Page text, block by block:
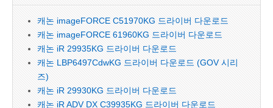
캐논 imageFORCE C51970KG 드라이버 다운로드
캐논 imageFORCE 61960KG 드라이버 다운로드
캐논 iR 29935KG 드라이버 다운로드
캐논 LBP6497CdwKG 드라이버 다운로드 (GOV 시리
즈)
캐논 iR 29930KG 드라이버 다운로드
캐논 iR ADV DX C39935KG 드라이버 다운로드